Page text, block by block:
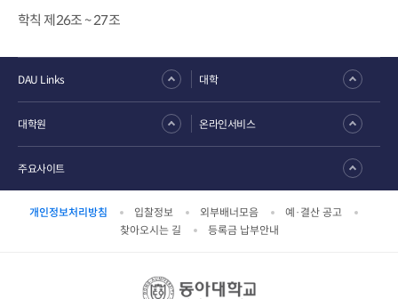
학칙 제26조 ~ 27조
개인정보처리방침 입찰정보 외부배너모음
예·결산 공고
찾아오시는 길
등록금 납부안내
DAU Links 대학
대학원 온라인서비스
주요사이트